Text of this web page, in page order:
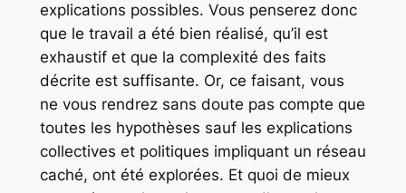
explications possibles. Vous penserez donc
que le travail a été bien réalisé, qu’il est
exhaustif et que la complexité des faits
décrite est suffisante. Or, ce faisant, vous
ne vous rendrez sans doute pas compte que
toutes les hypothèses sauf les explications
collectives et politiques impliquant un réseau
caché, ont été explorées. Et quoi de mieux